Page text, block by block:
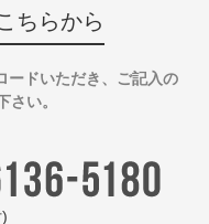
ちらから
ードいただき、ご記入の
さい。